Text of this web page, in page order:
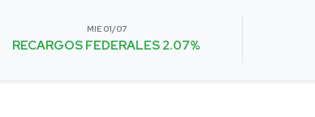
MIE 01/07
RECARGOS FEDERALES 2.07%